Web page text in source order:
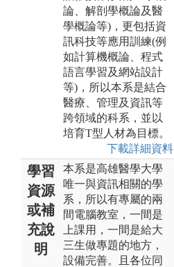
論、解剖學概論及醫
學概論等)，更包括資
訊科技等應用訓練(例
如計算機概論、程式
語言學習及網站設計
等)，所以本系是結合
醫療、管理及資訊等
跨領域的科系，並以
培育T型人材為目標。
下載詳細資料
學習
資源
或補
充說
明
本系是高雄醫學大學
唯一與資訊相關的學
系，所以有專屬的兩
間電腦教室，一間是
上課用，一間是給大
三生做專題的地方，
設備完善。且各位同